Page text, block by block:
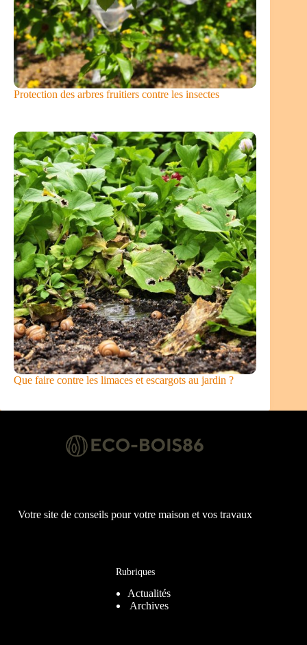
Protection des arbres fruitiers contre les insectes
Que faire contre les limaces et escargots au jardin ?
Votre site de conseils pour votre maison et vos travaux
Rubriques
Actualités
Archives